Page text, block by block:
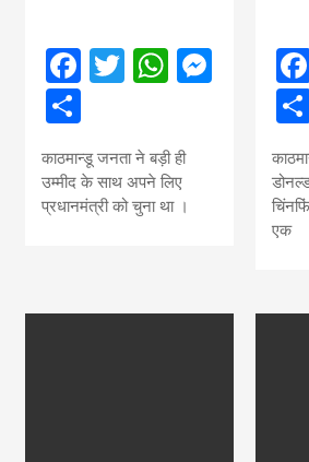
Facebook
Twitter
काठमान्डू जनता ने बड़ी ही
उम्मीद के साथ अपने लिए
प्रधानमंत्री को चुना था ।
एक